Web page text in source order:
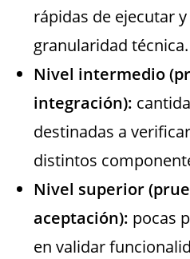
rápidas de ejecutar
granularidad técnica.
Nivel intermedio
integración):
destinadas a
distintos
Nivel superior
aceptación): pocas
en validar